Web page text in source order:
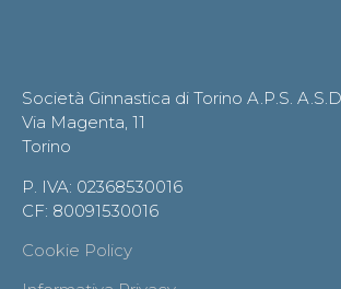
Società Ginnastica di Torino A.P.S.
Via Magenta, 11
Torino
P. IVA: 02368530016
CF: 80091530016
Cookie Policy